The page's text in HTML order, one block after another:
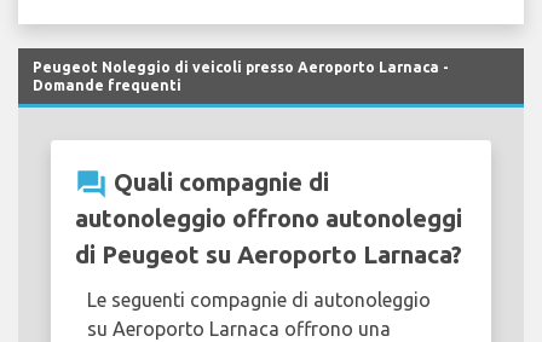
Peugeot Noleggio di veicoli presso Aeroporto Larnaca -
Domande frequenti
question_answer Quali compagnie di
autonoleggio offrono autonoleggi
di Peugeot su Aeroporto Larnaca?
Le seguenti compagnie di autonoleggio
su Aeroporto Larnaca offrono una